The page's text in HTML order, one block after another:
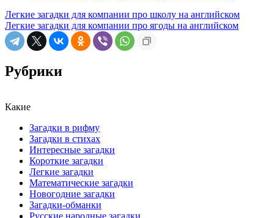
Легкие загадки для компании про школу на английском
Легкие загадки для компании про ягоды на английском
Рубрики
Какие
Загадки в рифму
Загадки в стихах
Интересные загадки
Короткие загадки
Легкие загадки
Математические загадки
Новогодние загадки
Загадки-обманки